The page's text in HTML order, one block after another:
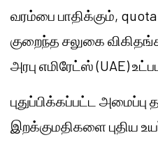
வரம்பை பாதிக்கும்,
குறைந்த சலுகை
அரபு எமிரேட்ஸ் (UAE)
புதுப்பிக்கப்பட்ட
இறக்குமதிகளை புதிய